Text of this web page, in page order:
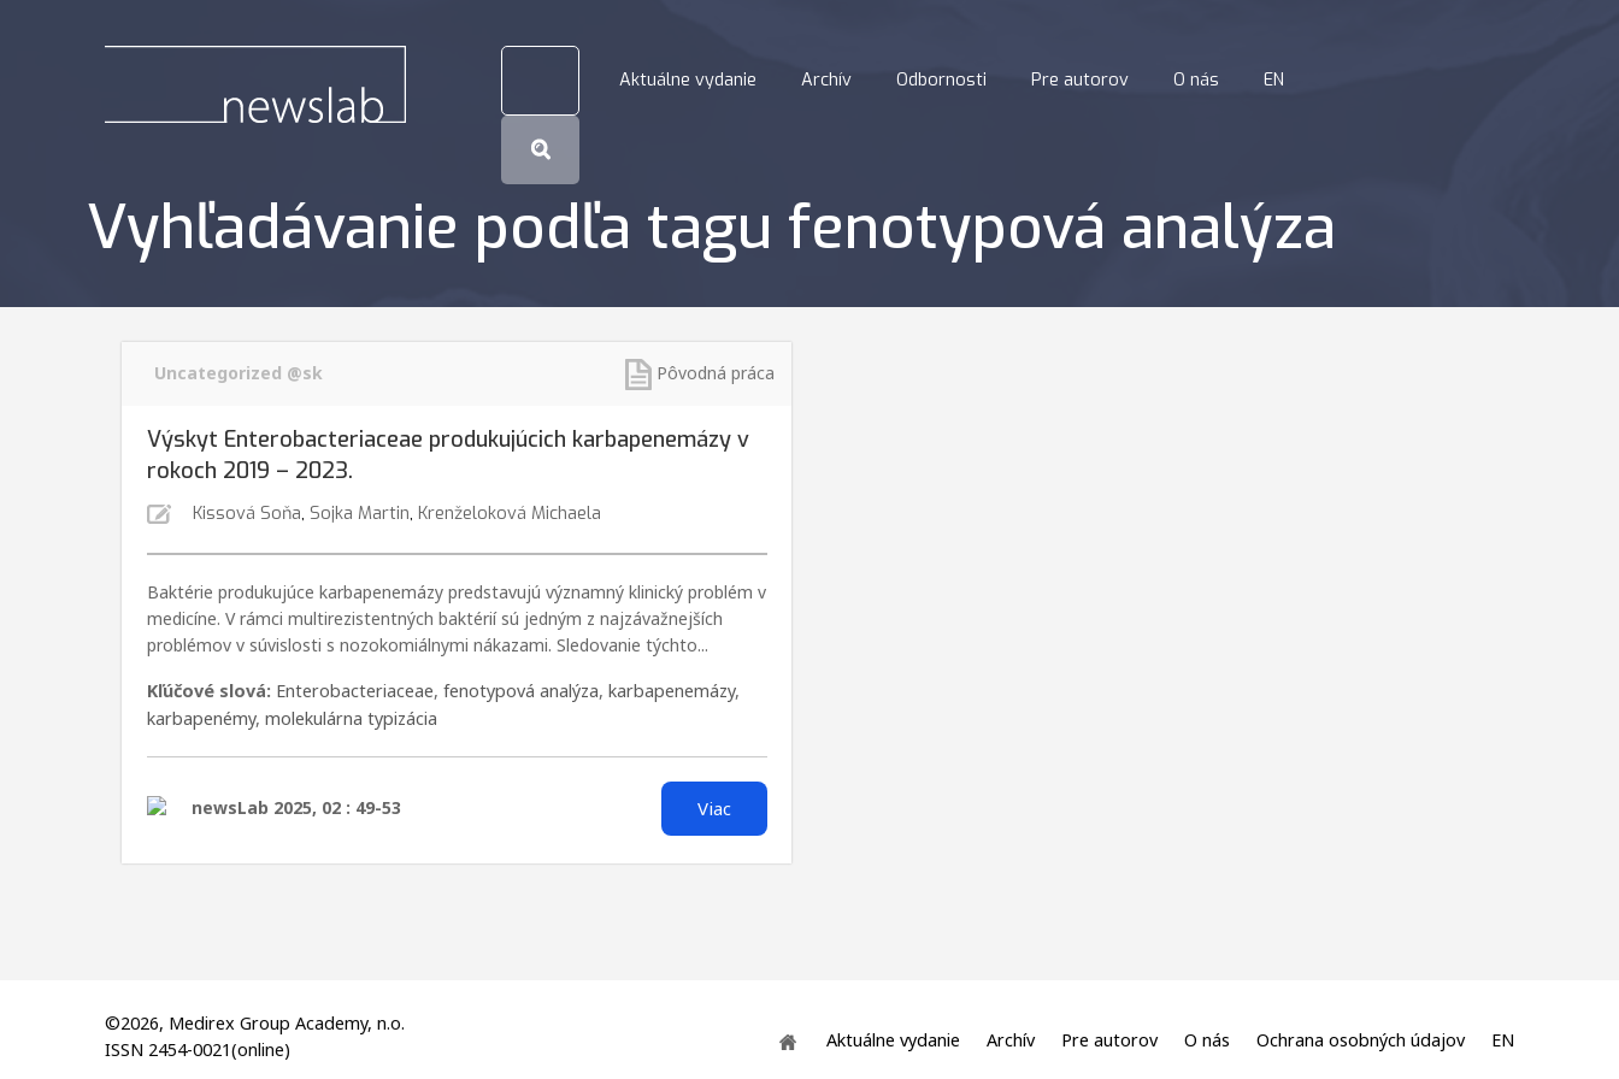
Aktuálne vydanie Archív Odbornosti Pre autorov O nás EN
Vyhľadávanie podľa tagu fenotypová analýza
Uncategorized @sk Pôvodná práca
Výskyt Enterobacteriaceae produkujúcich karbapenemázy v
rokoch 2019 – 2023.
Kissová Soňa, Sojka Martin, Krenželoková Michaela
Baktérie produkujúce karbapenemázy predstavujú významný klinický problém v
medicíne. V rámci multirezistentných baktérií sú jedným z najzávažnejších
problémov v súvislosti s nozokomiálnymi nákazami. Sledovanie týchto...
Kľúčové slová: Enterobacteriaceae, fenotypová analýza, karbapenemázy,
karbapenémy, molekulárna typizácia
newsLab 2025, 02 : 49-53 Viac
©2026, Medirex Group Academy, n.o.
ISSN 2454-0021(online)
Aktuálne vydanie Archív Pre autorov O nás Ochrana osobných údajov EN